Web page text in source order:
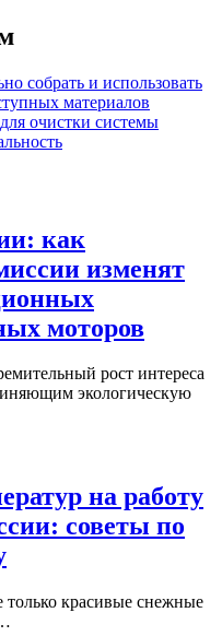
собрать и использовать
материалов
очистки системы
как
изменят
моторов
рост интереса
экологическую
на работу
советы по
только красивые снежные